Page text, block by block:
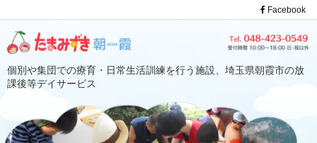
個別や集団での療育・日常生活訓練を行う施設、埼玉県朝霞市の放
課後等デイサービス
Facebook